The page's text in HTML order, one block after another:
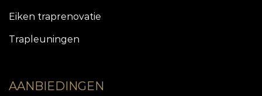
Eiken traprenovatie
Trapleuningen
AANBIEDINGEN